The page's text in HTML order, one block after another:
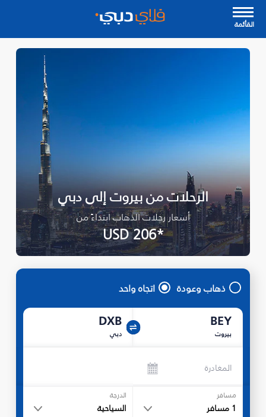
القأئمة
الرحلات من بيروت إلى دبي
أسعار رحلات الذهاب ابتداءً من
*USD 206
ذهاب وعودة اتجاه واحد
BEY
بيروت
DXB
دبي
المغادرة
مسافر
1 مسافر
الدرجة
السياحية